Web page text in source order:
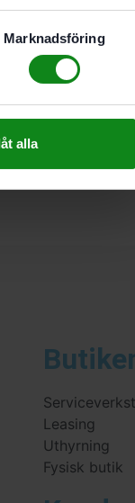
Marknadsföring
alla
med
Leasing
Uthyrning
Fysisk butik